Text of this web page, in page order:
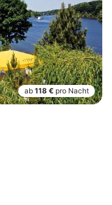
ab 118 € pro Nacht